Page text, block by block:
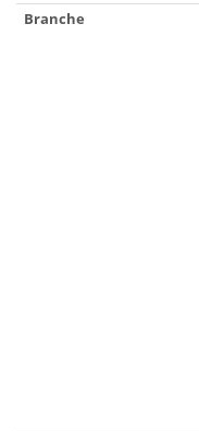
Branche